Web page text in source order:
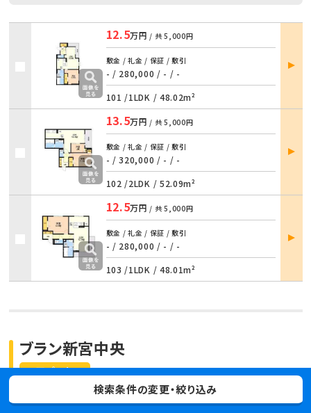
12.5万円 / 共5,000円
敷金 / 礼金 / 保証 / 敷引
- / 280,000 / - / -
101 /1LDK / 48.02m²
部屋
詳細
13.5万円 / 共5,000円
敷金 / 礼金 / 保証 / 敷引
- / 320,000 / - / -
102 /2LDK / 52.09m²
部屋
詳細
12.5万円 / 共5,000円
敷金 / 礼金 / 保証 / 敷引
- / 280,000 / - / -
103 /1LDK / 48.01m²
部屋
詳細
アパート
ブラン新宮中央
福岡県糟屋郡新宮町下府３丁目3-12
検索条件の変更・絞り込み